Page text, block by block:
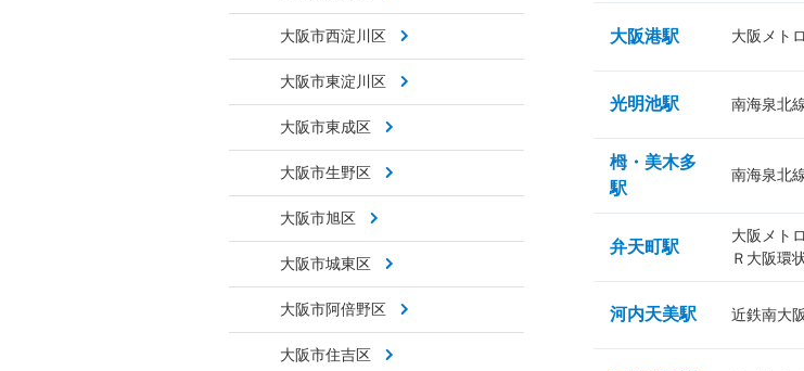
大阪市西淀川区
大阪市東淀川区
大阪市東成区
大阪市生野区
大阪市旭区
大阪市城東区
大阪市阿倍野区
大阪市住吉区
大阪港駅 大阪メト
光明池駅 南海泉北
栂・美木多
駅
南海泉北
弁天町駅
大阪メト
Ｒ大阪環
河内天美駅 近鉄南大